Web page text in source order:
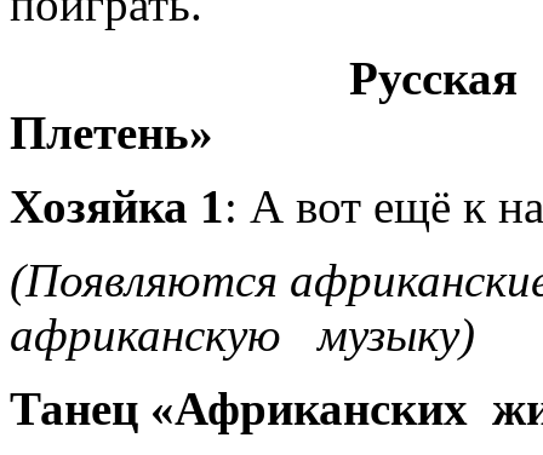
Плетень»
Хозяйка 1: А вот ещё к
(Появляются
африканскую музыку)
Танец «Африканских